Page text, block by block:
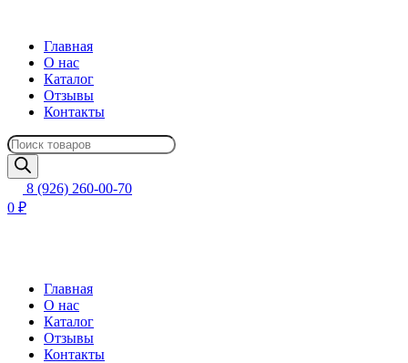
Главная
О нас
Каталог
Отзывы
Контакты
Поиск
товаров
8 (926) 260-00-70
0 ₽
Главная
О нас
Каталог
Отзывы
Контакты